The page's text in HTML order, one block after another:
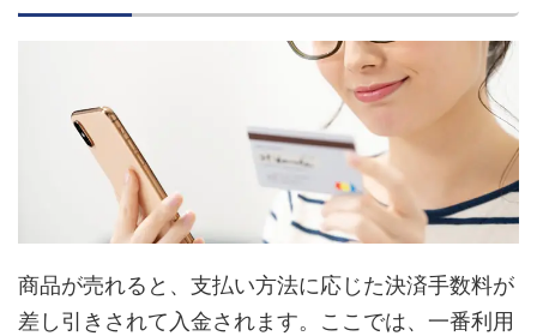
商品が売れると、支払い方法に応じた決済手数料が
差し引きされて入金されます。ここでは、一番利用